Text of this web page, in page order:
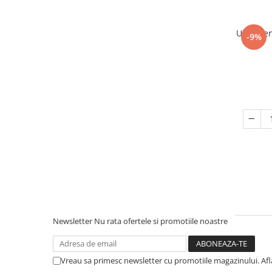
-9%
Ulei
Newsletter Nu rata ofertele si promotiile noastre
Vreau sa primesc newsletter cu promotiile magazinului.